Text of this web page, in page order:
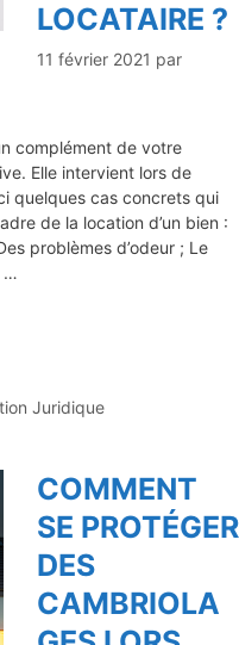
LOCATAIRE ?
11 février 2021 par
complément de votre
Elle intervient lors de
quelques cas concrets qui
de la location d’un bien :
problèmes d’odeur ; Le
…
Juridique
COMMENT
SE PROTÉGER
DES
CAMBRIOLA